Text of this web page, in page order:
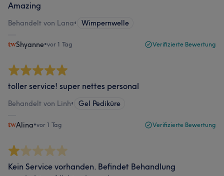
Amazing
Behandelt von Lana• Wimpernwelle
Shyanne•vor 1 Tag Verifizierte Bewertung
toller service! super nettes personal
Behandelt von Linh• Gel Pediküre
Alina•vor 1 Tag Verifizierte Bewertung
Kein Service vorhanden. Befindet Behandlung